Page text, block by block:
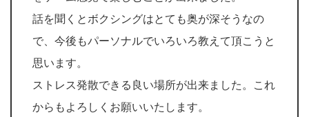
話を聞くとボクシングはとても奥が深そうなの
で、今後もパーソナルでいろいろ教えて頂こうと
思います。
ストレス発散できる良い場所が出来ました。これ
からもよろしくお願いいたします。